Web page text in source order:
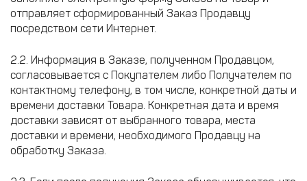
отправляет сформированный Заказ Продавцу
посредством сети Интернет.
2.2. Информация в Заказе, полученном Продавцом,
согласовывается с Покупателем либо Получателем по
контактному телефону, в том числе, конкретной даты и
времени доставки Товара. Конкретная дата и время
доставки зависят от выбранного товара, места
доставки и времени, необходимого Продавцу на
обработку Заказа.